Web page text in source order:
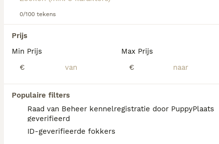
0/100 tekens
Prijs
Min Prijs
€
Max Prijs
€
Populaire filters
Raad van Beheer kennelregistratie door PuppyPlaats
geverifieerd
ID-geverifieerde fokkers
over dit hondenras.
We hebben 0 Kooikerhondje Honden ter
Als je toekomstige resultaten wil zien voor deze
exacte zoekopdracht, sla dan je zoekopdracht op en
FAQ's